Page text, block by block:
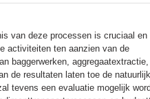
van deze processen is cruciaal en
activiteiten ten aanzien van de
baggerwerken, aggregaatextractie,
de resultaten laten toe de
tevens een evaluatie mogelijk